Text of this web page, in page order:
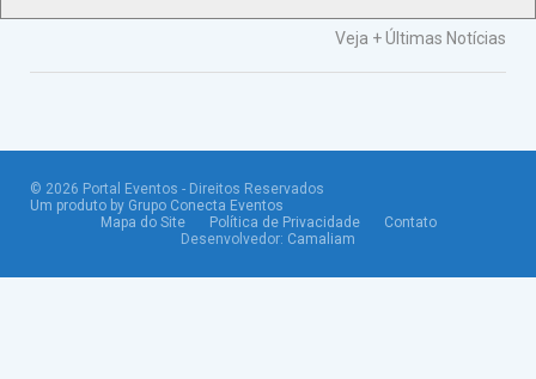
Veja +Últimas Notícias
© 2026 Portal Eventos - Direitos Reservados
Um produto by Grupo Conecta Eventos
Mapa do Site
Política de Privacidade
Contato
Desenvolvedor: Camaliam